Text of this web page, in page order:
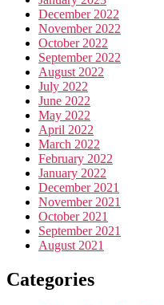
December 2022
November 2022
October 2022
September 2022
August 2022
July 2022
June 2022
May 2022
April 2022
March 2022
February 2022
January 2022
December 2021
November 2021
October 2021
September 2021
August 2021
Categories